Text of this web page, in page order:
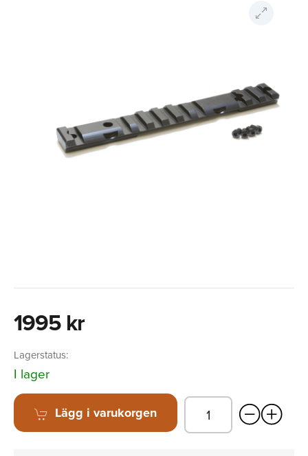
1995 kr
Lagerstatus:
I lager
Lägg i varukorgen